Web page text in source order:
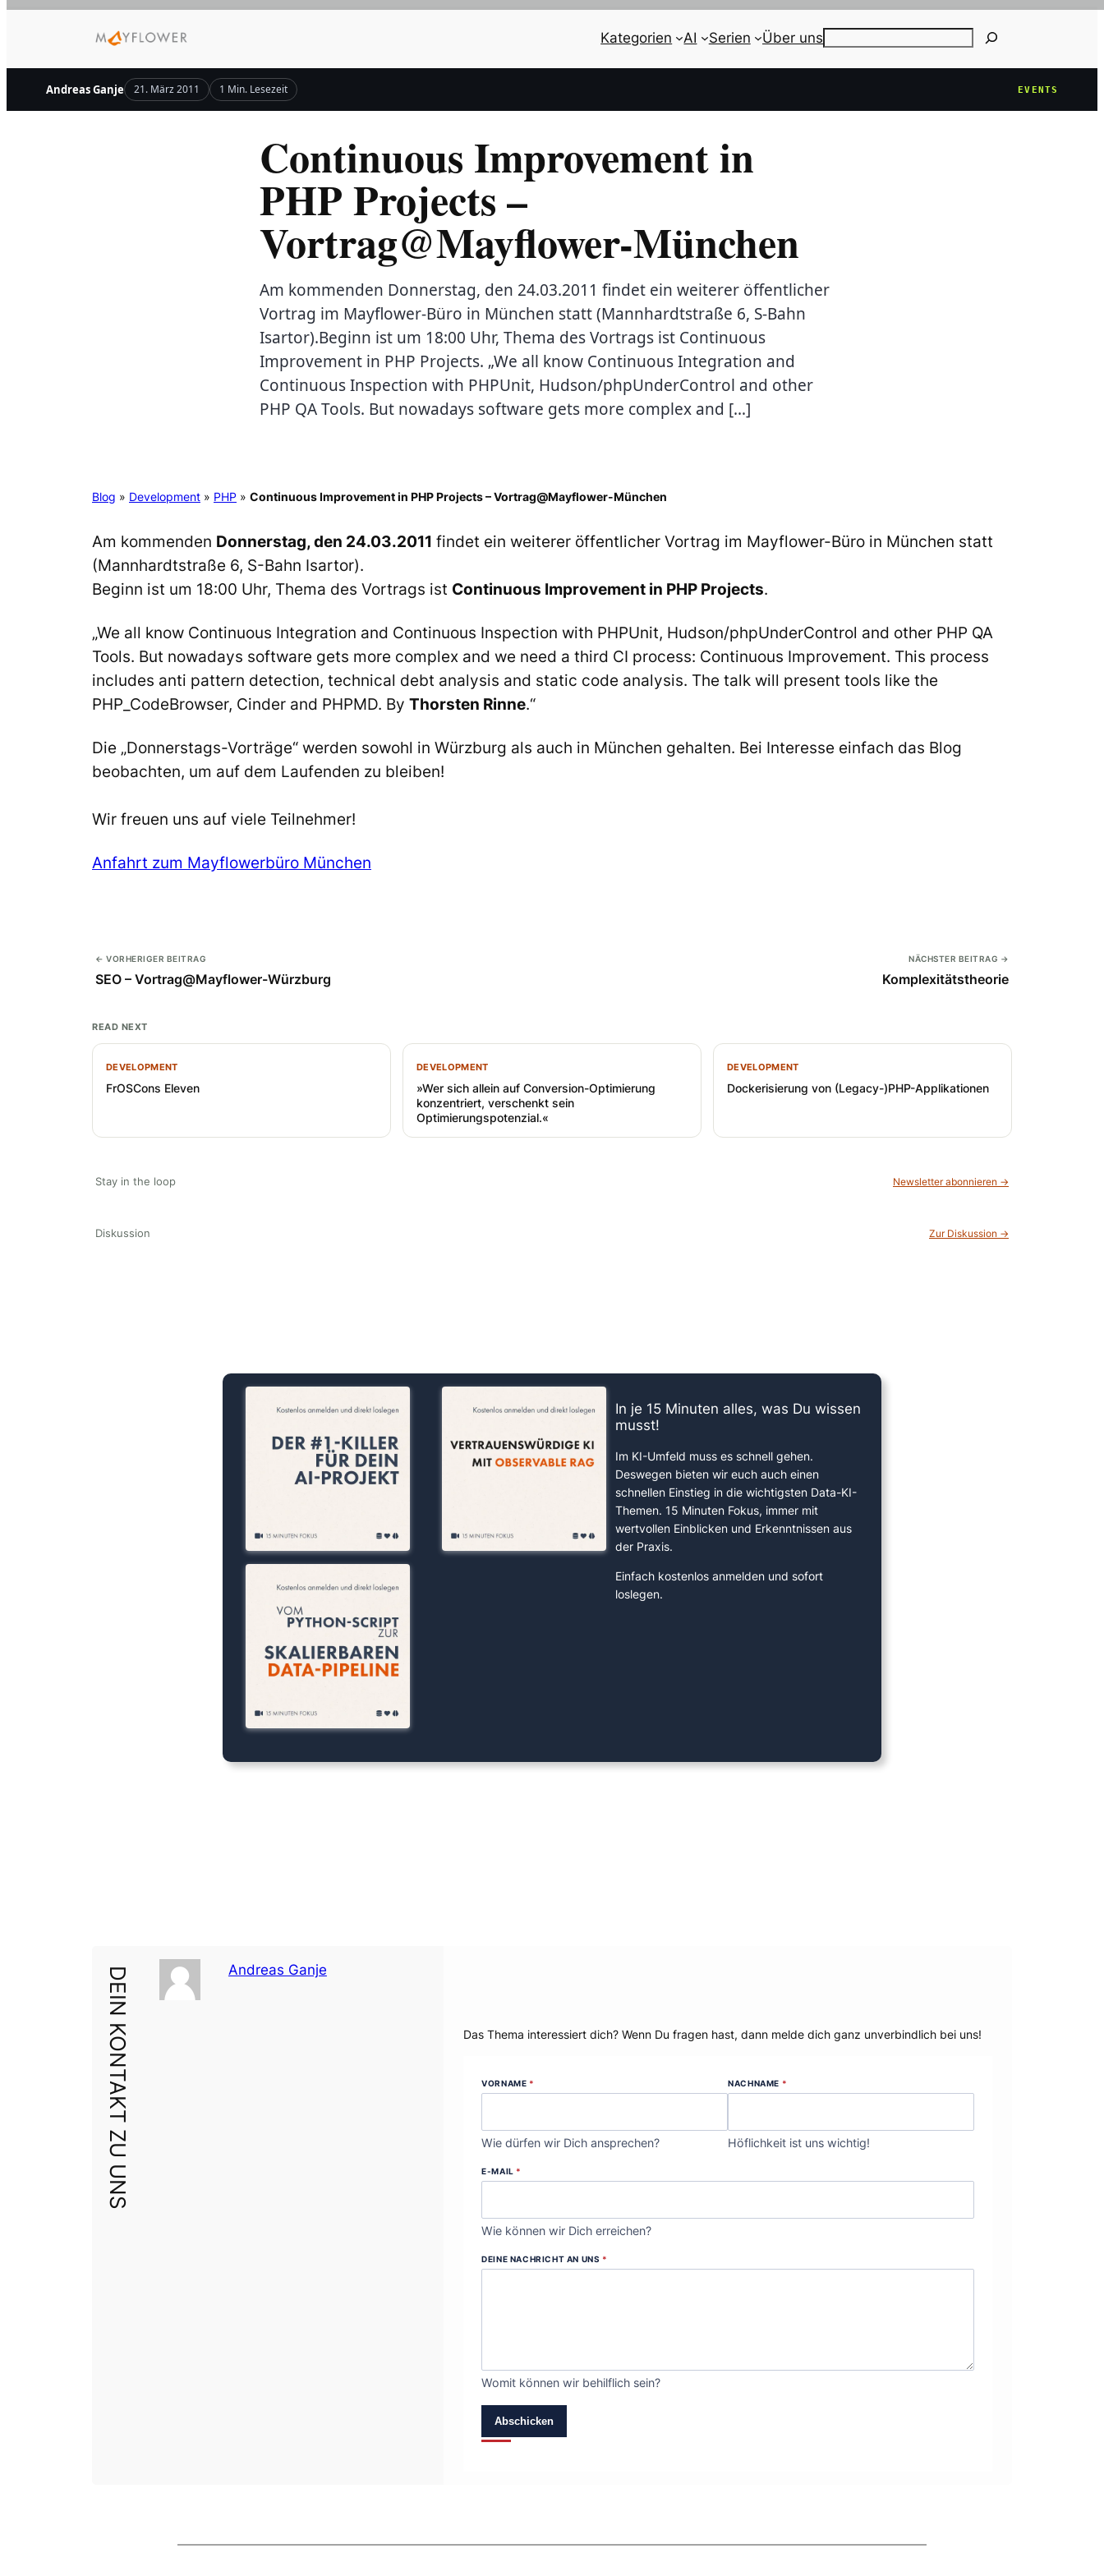
Kategorien AI Serien Über uns
Andreas Ganje 21. März 2011 1 Min. Lesezeit EVENTS
Continuous Improvement in
PHP Projects –
Vortrag@Mayflower-München
Am kommenden Donnerstag, den 24.03.2011 findet ein weiterer öffentlicher
Vortrag im Mayflower-Büro in München statt (Mannhardtstraße 6, S-Bahn
Isartor).Beginn ist um 18:00 Uhr, Thema des Vortrags ist Continuous
Improvement in PHP Projects. „We all know Continuous Integration and
Continuous Inspection with PHPUnit, Hudson/phpUnderControl and other
PHP QA Tools. But nowadays software gets more complex and […]
Blog » Development » PHP » Continuous Improvement in PHP Projects – Vortrag@Mayflower-München
Am kommenden Donnerstag, den 24.03.2011 findet ein weiterer öffentlicher Vortrag im Mayflower-Büro in München statt
(Mannhardtstraße 6, S-Bahn Isartor).
Beginn ist um 18:00 Uhr, Thema des Vortrags ist Continuous Improvement in PHP Projects.
„We all know Continuous Integration and Continuous Inspection with PHPUnit, Hudson/phpUnderControl and other PHP QA
Tools. But nowadays software gets more complex and we need a third CI process: Continuous Improvement. This process
includes anti pattern detection, technical debt analysis and static code analysis. The talk will present tools like the
PHP_CodeBrowser, Cinder and PHPMD. By Thorsten Rinne.“
Die „Donnerstags-Vorträge“ werden sowohl in Würzburg als auch in München gehalten. Bei Interesse einfach das Blog
beobachten, um auf dem Laufenden zu bleiben!
Wir freuen uns auf viele Teilnehmer!
Anfahrt zum Mayflowerbüro München
← VORHERIGER BEITRAG
SEO – Vortrag@Mayflower-Würzburg
NÄCHSTER BEITRAG →
Komplexitätstheorie
READ NEXT
DEVELOPMENT
FrOSCons Eleven
DEVELOPMENT
»Wer sich allein auf Conversion-Optimierung
konzentriert, verschenkt sein
Optimierungspotenzial.«
DEVELOPMENT
Dockerisierung von (Legacy-)PHP-Applikationen
Stay in the loop Newsletter abonnieren →
Diskussion Zur Diskussion →
In je 15 Minuten alles, was Du wissen
musst!
Im KI-Umfeld muss es schnell gehen.
Deswegen bieten wir euch auch einen
schnellen Einstieg in die wichtigsten Data-KI-
Themen. 15 Minuten Fokus, immer mit
wertvollen Einblicken und Erkenntnissen aus
der Praxis.
Einfach kostenlos anmelden und sofort
loslegen.
DEIN KONTAKT ZU UNS Andreas Ganje
Das Thema interessiert dich? Wenn Du fragen hast, dann melde dich ganz unverbindlich bei uns!
VORNAME *
Wie dürfen wir Dich ansprechen?
NACHNAME *
Höflichkeit ist uns wichtig!
E-MAIL *
Wie können wir Dich erreichen?
DEINE NACHRICHT AN UNS *
Womit können wir behilflich sein?
Abschicken